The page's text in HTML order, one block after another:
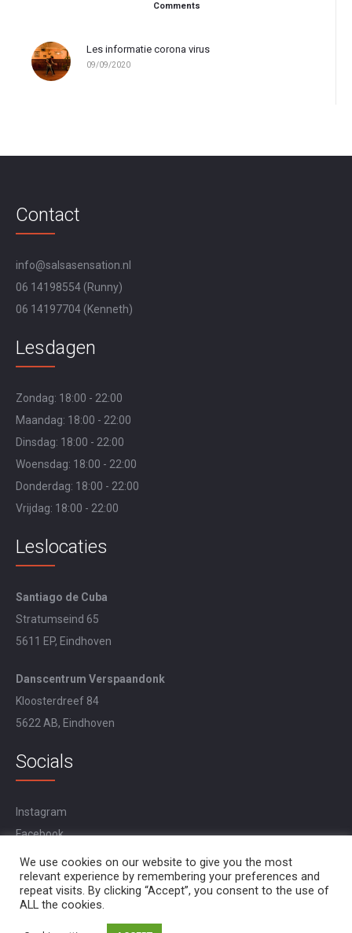
Comments
Les informatie corona virus
09/09/2020
Contact
info@salsasensation.nl
06 14198554 (Runny)
06 14197704 (Kenneth)
Lesdagen
Zondag: 18:00 - 22:00
Maandag: 18:00 - 22:00
Dinsdag: 18:00 - 22:00
Woensdag: 18:00 - 22:00
Donderdag: 18:00 - 22:00
Vrijdag: 18:00 - 22:00
Leslocaties
Santiago de Cuba
Stratumseind 65
5611 EP, Eindhoven
Danscentrum Verspaandonk
Kloosterdreef 84
5622 AB, Eindhoven
Socials
Instagram
Facebook
YouTube
We use cookies on our website to give you the most
relevant experience by remembering your preferences and
repeat visits. By clicking “Accept”, you consent to the use of
ALL the cookies.